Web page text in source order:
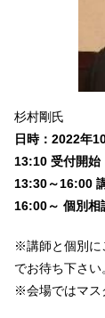
杉村剛氏
日時：2022年
13:10 受付開始
13:30～16:00
16:00～ 個別相
※講師と個別に
でお待ち下さい
※会場ではマス